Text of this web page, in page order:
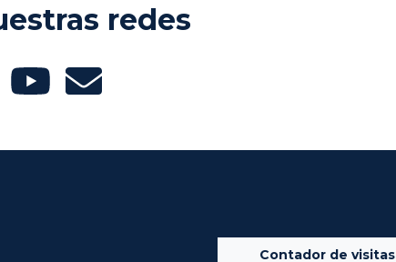
redes
Contador de visitas